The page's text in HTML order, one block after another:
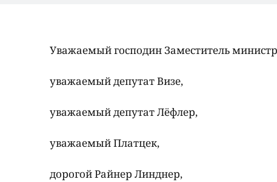
Уважаемый господин Заместитель
уважаемый депутат Визе,
уважаемый депутат Лёфлер,
уважаемый Платцек,
дорогой Райнер Линднер,